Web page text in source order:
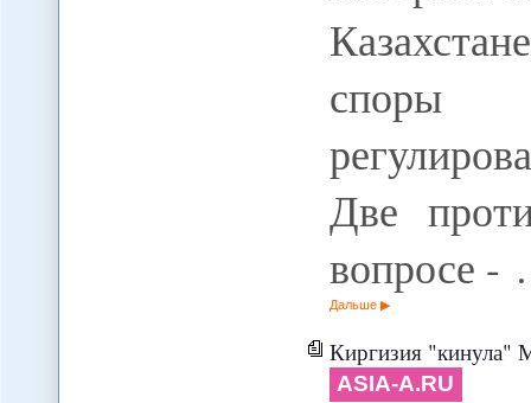
споры
Две
вопросе
Дальше
Киргизия "кинула"
ASIA-A.RU